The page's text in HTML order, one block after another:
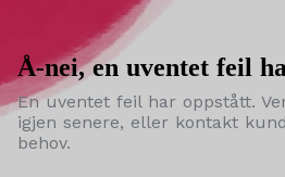
Å-nei, en uventet feil
En uventet feil har oppstått.
igjen senere, eller kontakt
behov.